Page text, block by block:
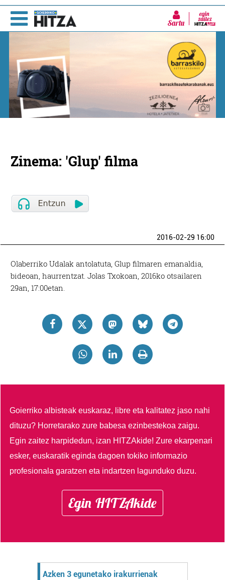
Sartu
Zinema: 'Glup' filma
2016-02-29 16:00
Olaberriko Udalak antolatuta, Glup filmaren emanaldia,
bideoan, haurrentzat. Jolas Txokoan, 2016ko otsailaren
29an, 17:00etan.
Goierriko albisteak euskaraz, libre eta kalitatez jaso nahi
dituzu? Horretarako zure babesa ezinbestekoa zaigu.
Egin zaitez harpidedun, izan HITZAkide!Zure ekarpenari
esker, euskaratik eginda dagoen tokiko informazio
profesionala garatzen eta indartzen lagunduko duzu.
Egin HITZAkide
Azken 3 egunetako irakurrienak